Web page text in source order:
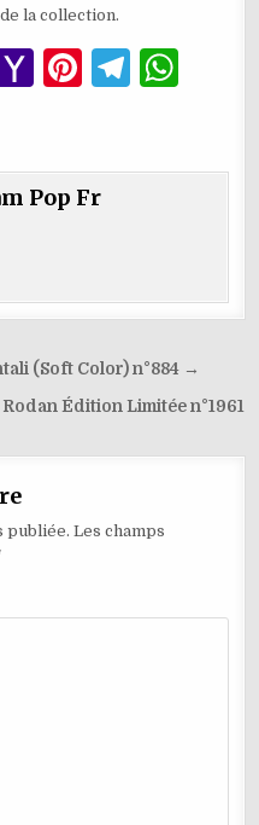
la collection.
Y
o
ai
Pi
re
T
g s
p
Pop Fr
(Soft Color) n°884 →
Édition Limitée n°1961
publiée. Les champs